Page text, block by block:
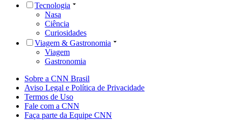
Tecnologia
Nasa
Ciência
Curiosidades
Viagem & Gastronomia
Viagem
Gastronomia
Sobre a CNN Brasil
Aviso Legal e Política de Privacidade
Termos de Uso
Fale com a CNN
Faça parte da Equipe CNN